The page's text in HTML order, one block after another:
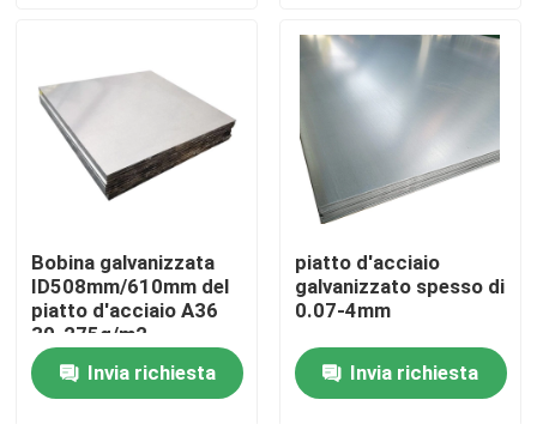
Controllo di qualità
Contattici
Richieda una citazione
Piatto di alluminio dello strato
Bobina galvanizzata
ID508mm/610mm del
piatto d'acciaio A36
30-275g/m2
Invia richiesta
piatto d'acciaio
galvanizzato spesso di
0.07-4mm
Invia richiesta